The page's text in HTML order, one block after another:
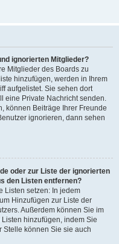
ignorierten Mitglieder?
Mitglieder des Boards zu
hinzufügen, werden in Ihrem
aufgelistet. Sie sehen dort
eine Private Nachricht senden.
können Beiträge Ihrer Freunde
ignorieren, dann sehen
oder zur Liste der ignorierten
den Listen entfernen?
Listen setzen: In jedem
Hinzufügen zur Liste der
Außerdem können Sie im
hinzufügen, indem Sie
Stelle können Sie sie auch